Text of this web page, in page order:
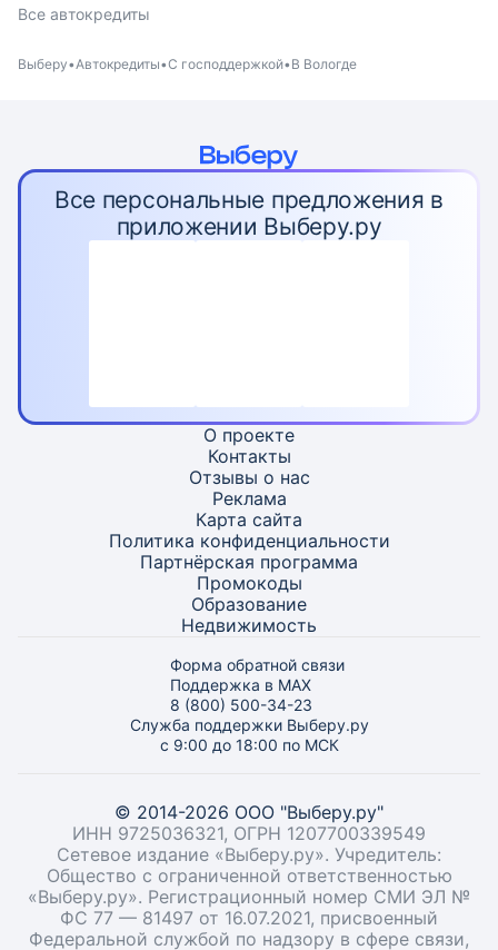
Все автокредиты
Выберу Автокредиты С господдержкой В Вологде
Все персональные предложения в
приложении Выберу.ру
О проекте
Контакты
Отзывы о нас
Реклама
Карта сайта
Политика конфиденциальности
Партнёрская программа
Промокоды
Образование
Недвижимость
Форма обратной связи
Поддержка в MAX
8 (800) 500-34-23
Служба поддержки Выберу.ру
с 9:00 до 18:00 по МСК
© 2014-2026 ООО "Выберу.ру"
ИНН 9725036321, ОГРН 1207700339549
Сетевое издание «Выберу.ру». Учредитель:
Общество с ограниченной ответственностью
«Выберу.ру». Регистрационный номер СМИ ЭЛ №
ФС 77 — 81497 от 16.07.2021, присвоенный
Федеральной службой по надзору в сфере связи,